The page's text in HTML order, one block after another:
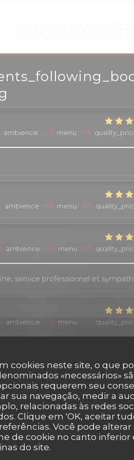
cookies neste site, o que
«necessários»
requerem seu
sua navegação, medir a
relacionadas às redes
Clique em 'OK, aceitar
Você pode alterar
de cookie no canto inferior
do site.
ambience : 4/5 menu : 5/5
ambience : 5/5 menu : 4/5
ambience : 5/5 menu : 5/5
service professionnel et
ambience : 5/5 menu : 5/5
ambience:5 /5 menu:4/5
délicate inspirée au gré des
ambience:5/5